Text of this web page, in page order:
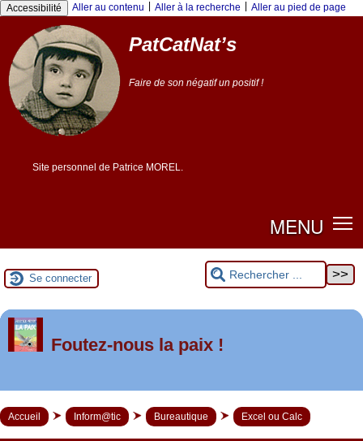
Accessibilité Aller au contenu Aller à la recherche Aller au pied de page
PatCatNat’s
Faire de son négatif un positif !
Site personnel de Patrice MOREL.
MENU
Se connecter
1ermai 2026 à Saint-Nazaire
Foutez-nous la paix !
Accueil Inform@tic Bureautique Excel ou Calc